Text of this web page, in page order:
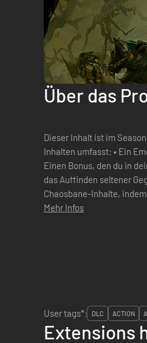
Über das
Dieser Inhalt ist im Season
Inhalten umfasst: • Ein
Einen Bonus, den du in
das Auffinden seltener Gegenstände zu
Chaosbane-Inhalte,
Mehr Infos
User tags*:
DLC ACTION
Extensions